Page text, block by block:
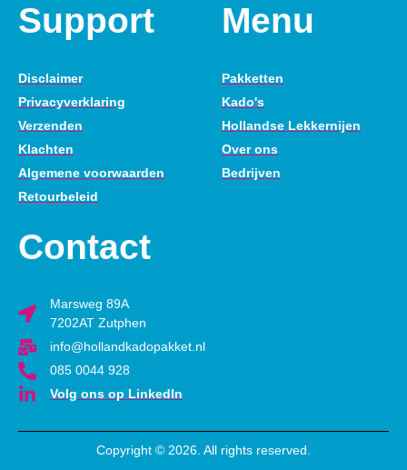
Support
Disclaimer
Privacyverklaring
Verzenden
Klachten
Algemene voorwaarden
Retourbeleid
Menu
Pakketten
Kado's
Hollandse Lekkernijen
Over ons
Bedrijven
Contact
Marsweg 89A
7202AT Zutphen
info@hollandkadopakket.nl
085 0044 928
Volg ons op LinkedIn
Copyright © 2026. All rights reserved.